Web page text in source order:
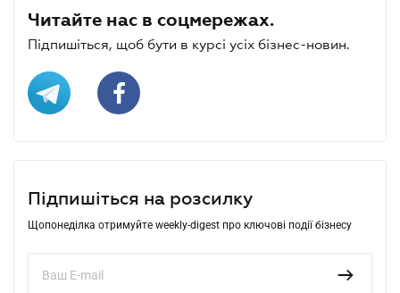
Читайте нас в соцмережах.
Підпишіться, щоб бути в курсі усіх бізнес-новин.
Підпишіться на розсилку
Щопонеділка отримуйте weekly-digest про ключові події бізнесу